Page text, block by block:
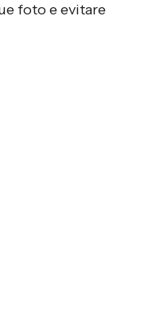
foto e evitare